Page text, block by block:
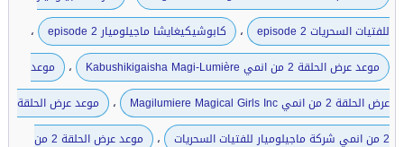
للفتيات السحريات episode 2
، كابوشيكيغايشا ماجيلوميار episode 2 ،
موعد عرض الحلقة 2 من انمي Kabushikigaisha Magi-Lumière ،
موعد
عرض الحلقة 2 من انمي Magilumiere Magical Girls Inc
،
موعد عرض الحلقة
2 من انمي شركة ماجيلوميار للفتيات السحريات
،
موعد عرض الحلقة 2 من